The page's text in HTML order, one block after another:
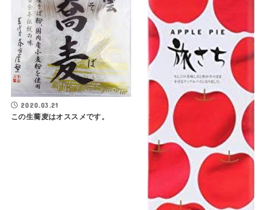
2020.03.21
この生蕎麦はオススメです。